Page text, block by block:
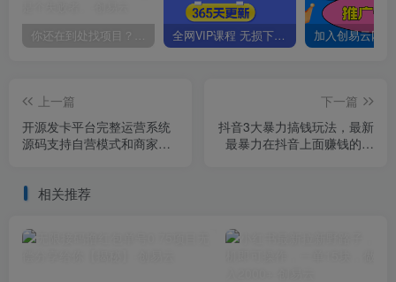
你还在到处找项目？还在当韭菜？我靠卖项目一个月收入5万+，曾经我也是个失败者。 全网VIP课程 无损下载~
上一篇
开源发卡平台完整运营系统
源码支持自营模式和商家入
下一篇
抖音3大暴力搞钱玩法，最新
最暴力在抖音上面赚钱的方
相关推荐